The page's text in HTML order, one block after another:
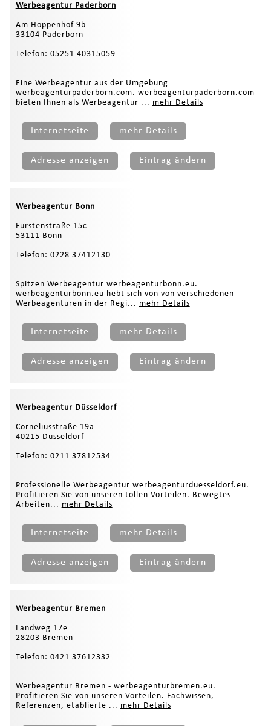
Werbeagentur Paderborn
Am Hoppenhof 9b
33104 Paderborn
Telefon: 05251 40315059
Eine Werbeagentur aus der Umgebung =
werbeagenturpaderborn.com. werbeagenturpaderborn.com
bieten Ihnen als Werbeagentur ... mehr Details
Internetseite mehr Details
Adresse anzeigen Eintrag ändern
Werbeagentur Bonn
Fürstenstraße 15c
53111 Bonn
Telefon: 0228 37412130
Spitzen Werbeagentur werbeagenturbonn.eu.
werbeagenturbonn.eu hebt sich von von verschiedenen
Werbeagenturen in der Regi... mehr Details
Internetseite mehr Details
Adresse anzeigen Eintrag ändern
Werbeagentur Düsseldorf
Corneliusstraße 19a
40215 Düsseldorf
Telefon: 0211 37812534
Professionelle Werbeagentur werbeagenturduesseldorf.eu.
Profitieren Sie von unseren tollen Vorteilen. Bewegtes
Arbeiten... mehr Details
Internetseite mehr Details
Adresse anzeigen Eintrag ändern
Werbeagentur Bremen
Landweg 17e
28203 Bremen
Telefon: 0421 37612332
Werbeagentur Bremen - werbeagenturbremen.eu.
Profitieren Sie von unseren Vorteilen. Fachwissen,
Referenzen, etablierte ... mehr Details